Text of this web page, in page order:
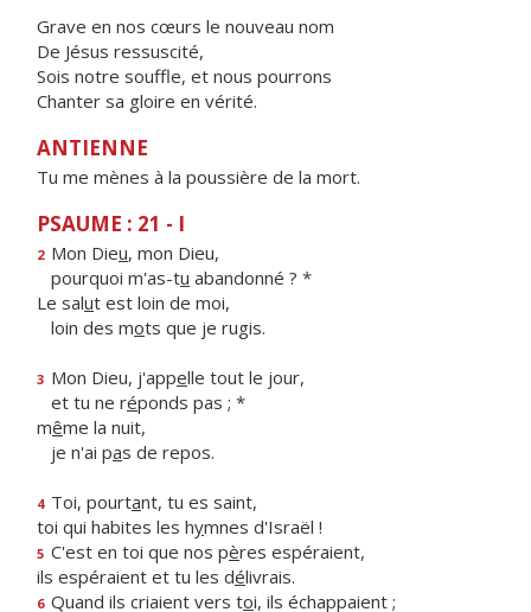
Grave en nos cœurs le nouveau nom
De Jésus ressuscité,
Sois notre souffle, et nous pourrons
Chanter sa gloire en vérité.
ANTIENNE
Tu me mènes à la poussière de la mort.
PSAUME : 21 - I
2 Mon Dieu, mon Dieu,
pourquoi m'as-tu abandonné ? *
Le salut est loin de moi,
loin des mots que je rugis.
3 Mon Dieu, j'appelle tout le jour,
et tu ne réponds pas ; *
même la nuit,
je n'ai pas de repos.
4 Toi, pourtant, tu es saint,
toi qui habites les hymnes d'Israël !
5 C'est en toi que nos pères espéraient,
ils espéraient et tu les délivrais.
6 Quand ils criaient vers toi, ils échappaient ;